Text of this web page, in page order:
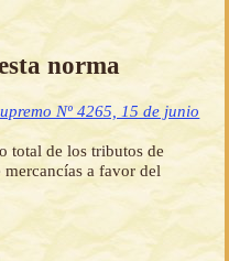
norma
Nº 4265, 15 de junio
total de los tributos de
a favor del